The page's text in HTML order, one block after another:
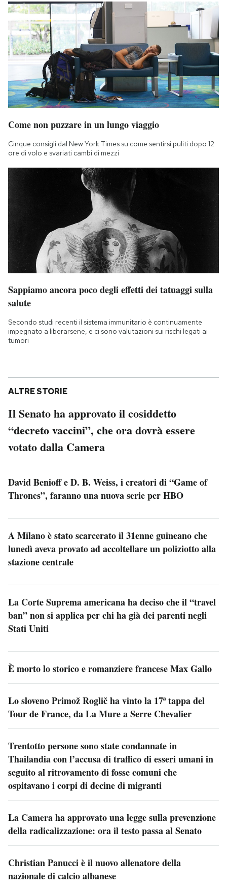
Come non puzzare in un lungo viaggio
Cinque consigli dal New York Times su come sentirsi puliti dopo 12
ore di volo e svariati cambi di mezzi
Sappiamo ancora poco degli effetti dei tatuaggi sulla
salute
Secondo studi recenti il sistema immunitario è continuamente
impegnato a liberarsene, e ci sono valutazioni sui rischi legati ai
tumori
ALTRE STORIE
Il Senato ha approvato il cosiddetto
“decreto vaccini”, che ora dovrà essere
votato dalla Camera
David Benioff e D. B. Weiss, i creatori di “Game of
Thrones”, faranno una nuova serie per HBO
A Milano è stato scarcerato il 31enne guineano che
lunedì aveva provato ad accoltellare un poliziotto alla
stazione centrale
La Corte Suprema americana ha deciso che il “travel
ban” non si applica per chi ha già dei parenti negli
Stati Uniti
È morto lo storico e romanziere francese Max Gallo
Lo sloveno Primož Roglič ha vinto la 17ª tappa del
Tour de France, da La Mure a Serre Chevalier
Trentotto persone sono state condannate in
Thailandia con l’accusa di traffico di esseri umani in
seguito al ritrovamento di fosse comuni che
ospitavano i corpi di decine di migranti
La Camera ha approvato una legge sulla prevenzione
della radicalizzazione: ora il testo passa al Senato
Christian Panucci è il nuovo allenatore della
nazionale di calcio albanese